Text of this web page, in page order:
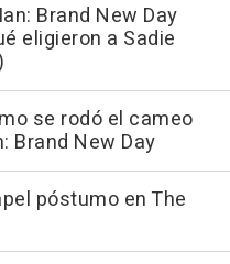
Brand New Day
eligieron a Sadie
se rodó el cameo
Brand New Day
póstumo en The